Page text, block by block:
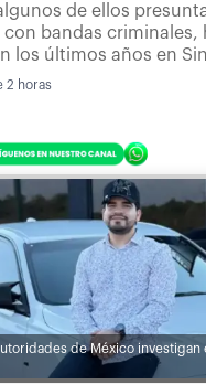
de ellos
bandas criminales,
los últimos años en
2 horas
de México investigan